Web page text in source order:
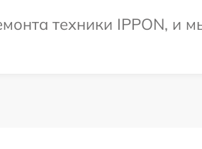
техники IPPON, и